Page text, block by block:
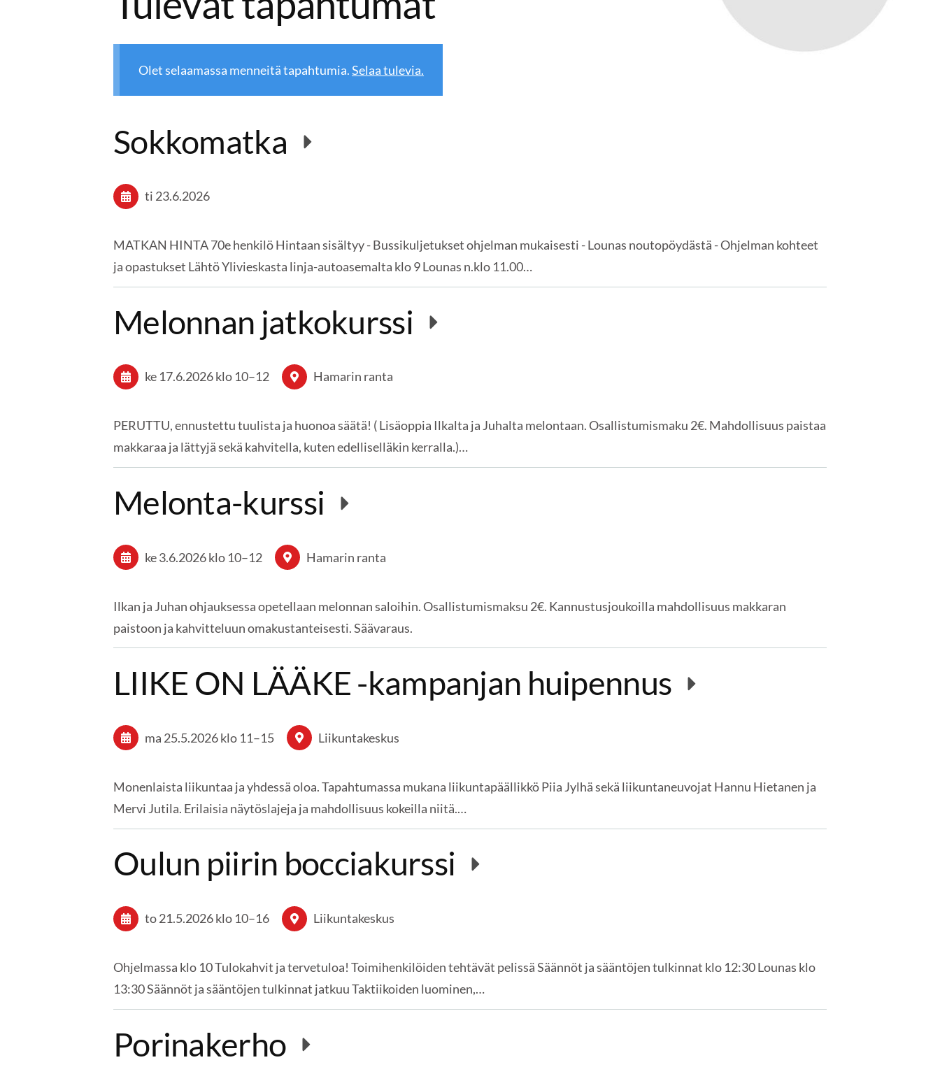
Olet selaamassa menneitä tapahtumia.Selaa tulevia.
Sokkomatka
ti 23.6.2026
MATKAN HINTA 70e henkilö Hintaan sisältyy - Bussikuljetukset ohjelman mukaisesti - Lounas noutopöydästä - Ohjelman kohteet
ja opastukset Lähtö Ylivieskasta linja-autoasemalta klo 9 Lounas n.klo 11.00…
Melonnan jatkokurssi
ke 17.6.2026klo 10–12 Hamarin ranta
PERUTTU, ennustettu tuulista ja huonoa säätä! ( Lisäoppia Ilkalta ja Juhalta melontaan. Osallistumismaku 2€. Mahdollisuus paistaa
makkaraa ja lättyjä sekä kahvitella, kuten edelliselläkin kerralla.)…
Melonta-kurssi
ke 3.6.2026klo 10–12 Hamarin ranta
Ilkan ja Juhan ohjauksessa opetellaan melonnan saloihin. Osallistumismaksu 2€. Kannustusjoukoilla mahdollisuus makkaran
paistoon ja kahvitteluun omakustanteisesti. Säävaraus.
LIIKE ON LÄÄKE -kampanjan huipennus
ma 25.5.2026klo 11–15 Liikuntakeskus
Monenlaista liikuntaa ja yhdessä oloa. Tapahtumassa mukana liikuntapäällikkö Piia Jylhä sekä liikuntaneuvojat Hannu Hietanen ja
Mervi Jutila. Erilaisia näytöslajeja ja mahdollisuus kokeilla niitä.…
Oulun piirin bocciakurssi
to 21.5.2026klo 10–16 Liikuntakeskus
Ohjelmassa klo 10 Tulokahvit ja tervetuloa! Toimihenkilöiden tehtävät pelissä Säännöt ja sääntöjen tulkinnat klo 12:30 Lounas klo
13:30 Säännöt ja sääntöjen tulkinnat jatkuu Taktiikoiden luominen,…
Porinakerho